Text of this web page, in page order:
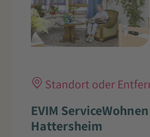
Standort oder
EVIM
Hattersheim